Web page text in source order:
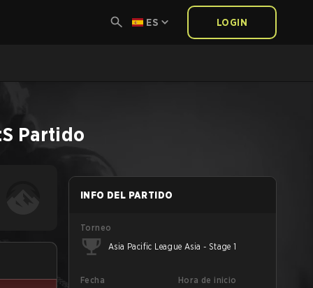
ES LOGIN
Partido
INFO DEL PARTIDO
Torneo
Asia Pacific League Asia - Stage 1
Fecha
Hora de inicio